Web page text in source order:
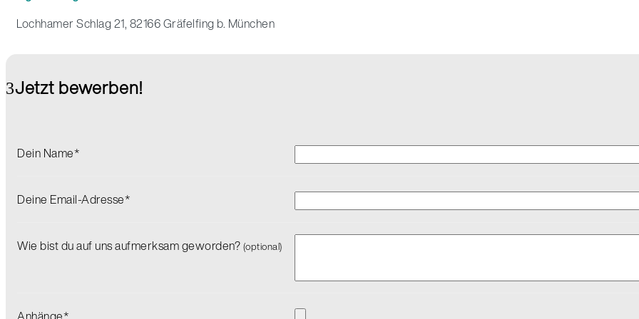
Lochhamer Schlag 21, 82166 Gräfelfing b. München
Jetzt bewerben!
Dein Name*
Deine Email-Adresse*
Wie bist du auf uns aufmerksam geworden? (optional)